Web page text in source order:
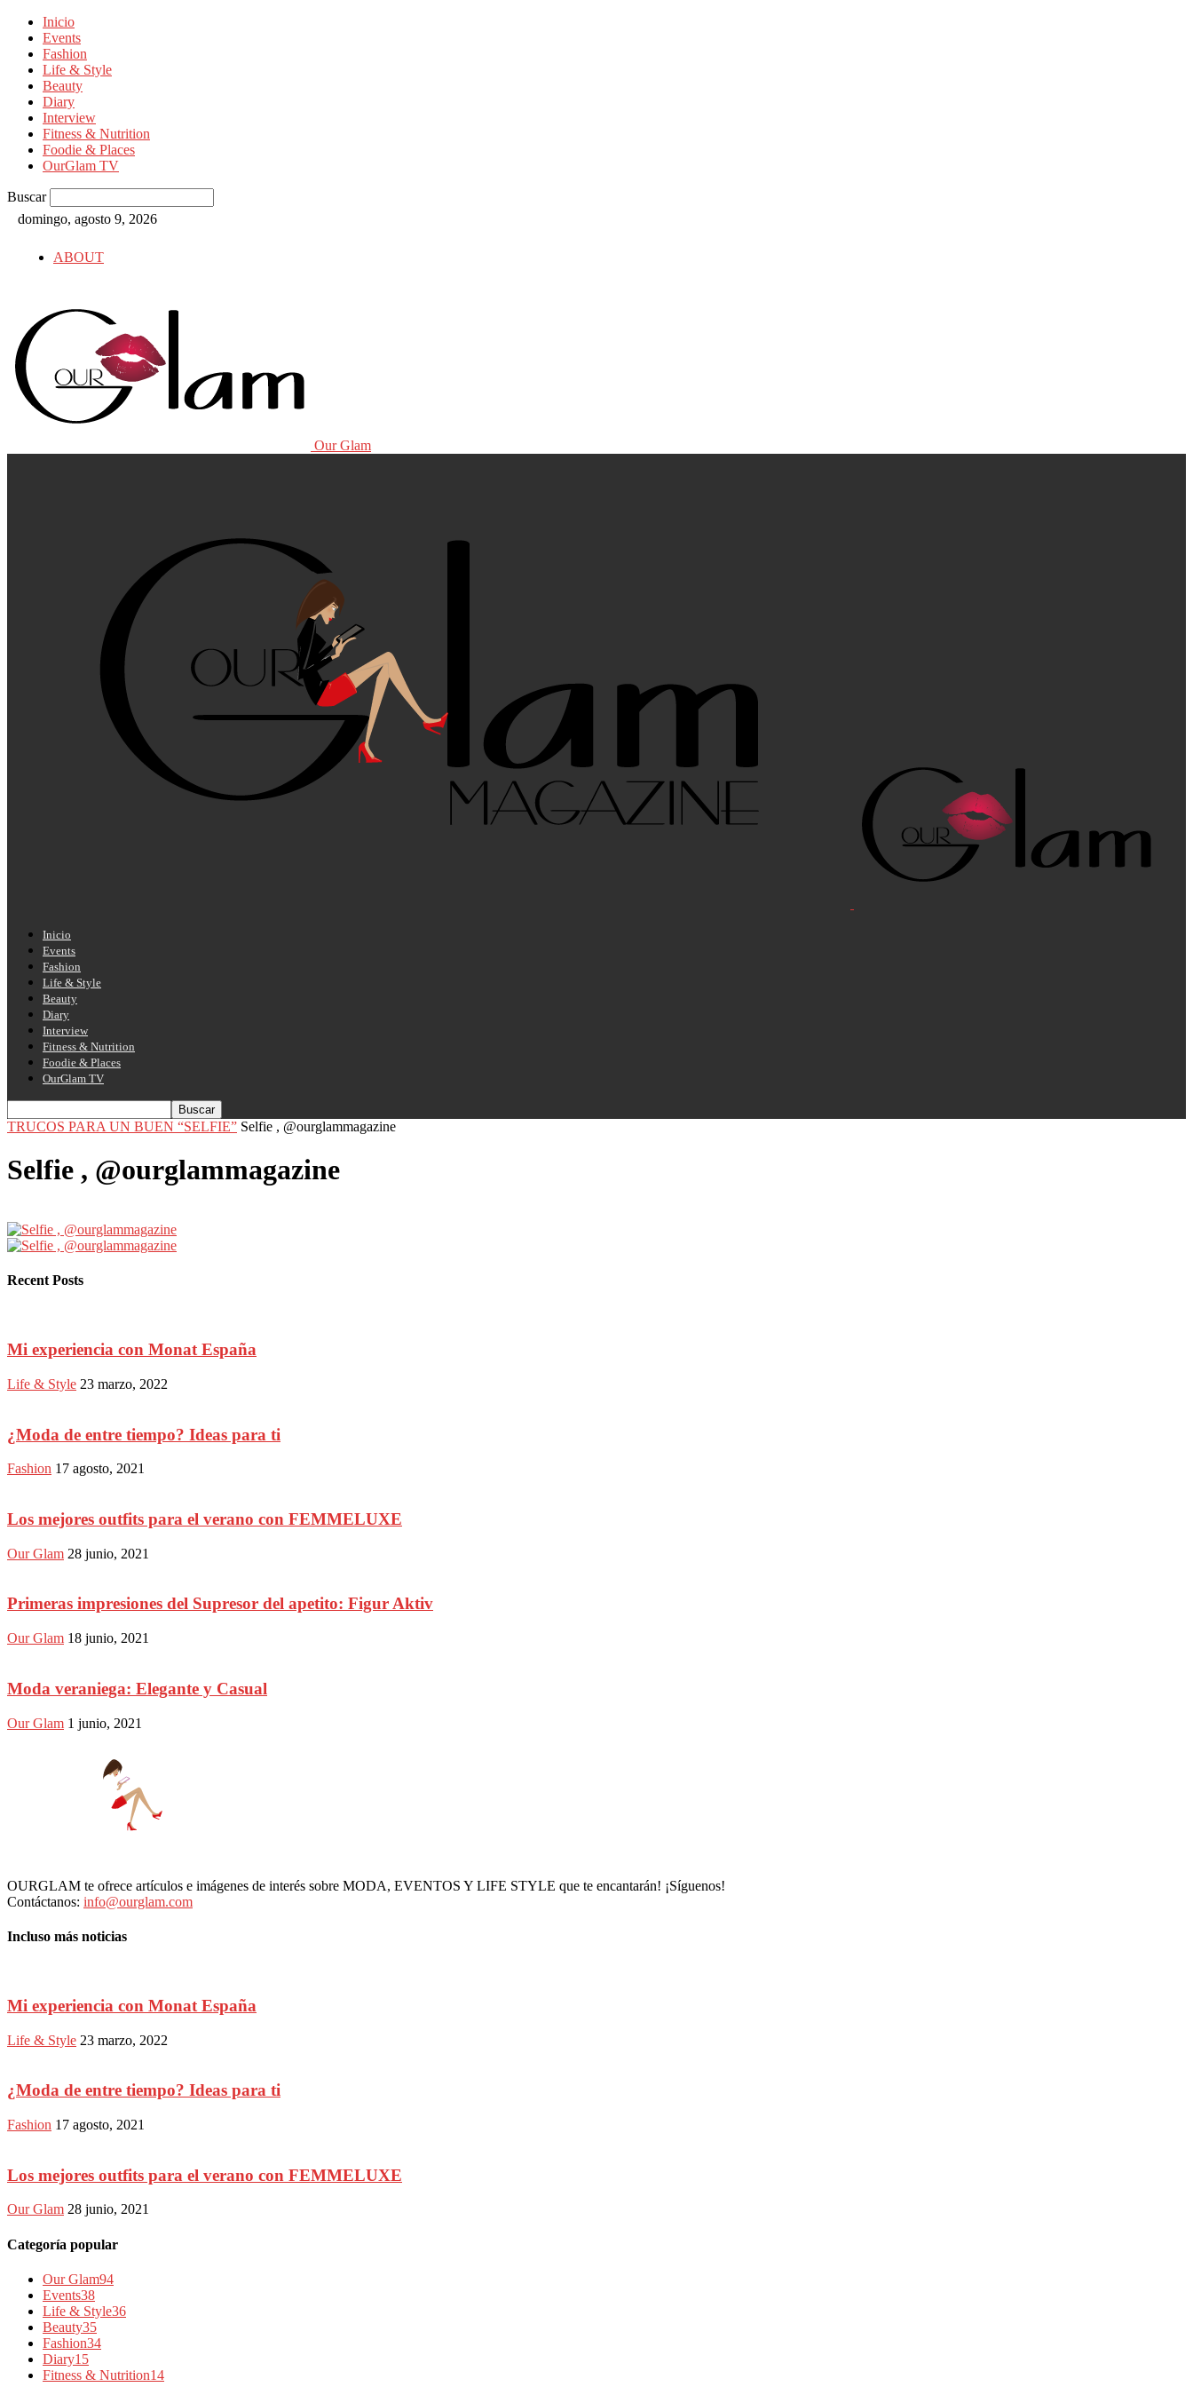
Inicio
Events
Fashion
Life & Style
Beauty
Diary
Interview
Fitness & Nutrition
Foodie & Places
OurGlam TV
Buscar
domingo, agosto 9, 2026
ABOUT
Our Glam
Inicio
Events
Fashion
Life & Style
Beauty
Diary
Interview
Fitness & Nutrition
Foodie & Places
OurGlam TV
TRUCOS PARA UN BUEN “SELFIE” Selfie , @ourglammagazine
Selfie , @ourglammagazine
Recent Posts
Mi experiencia con Monat España
Life & Style 23 marzo, 2022
¿Moda de entre tiempo? Ideas para ti
Fashion 17 agosto, 2021
Los mejores outfits para el verano con FEMMELUXE
Our Glam 28 junio, 2021
Primeras impresiones del Supresor del apetito: Figur Aktiv
Our Glam 18 junio, 2021
Moda veraniega: Elegante y Casual
Our Glam 1 junio, 2021
OURGLAM te ofrece artículos e imágenes de interés sobre MODA, EVENTOS Y LIFE STYLE que te encantarán! ¡Síguenos!
Contáctanos: info@ourglam.com
Incluso más noticias
Mi experiencia con Monat España
Life & Style 23 marzo, 2022
¿Moda de entre tiempo? Ideas para ti
Fashion 17 agosto, 2021
Los mejores outfits para el verano con FEMMELUXE
Our Glam 28 junio, 2021
Categoría popular
Our Glam94
Events38
Life & Style36
Beauty35
Fashion34
Diary15
Fitness & Nutrition14